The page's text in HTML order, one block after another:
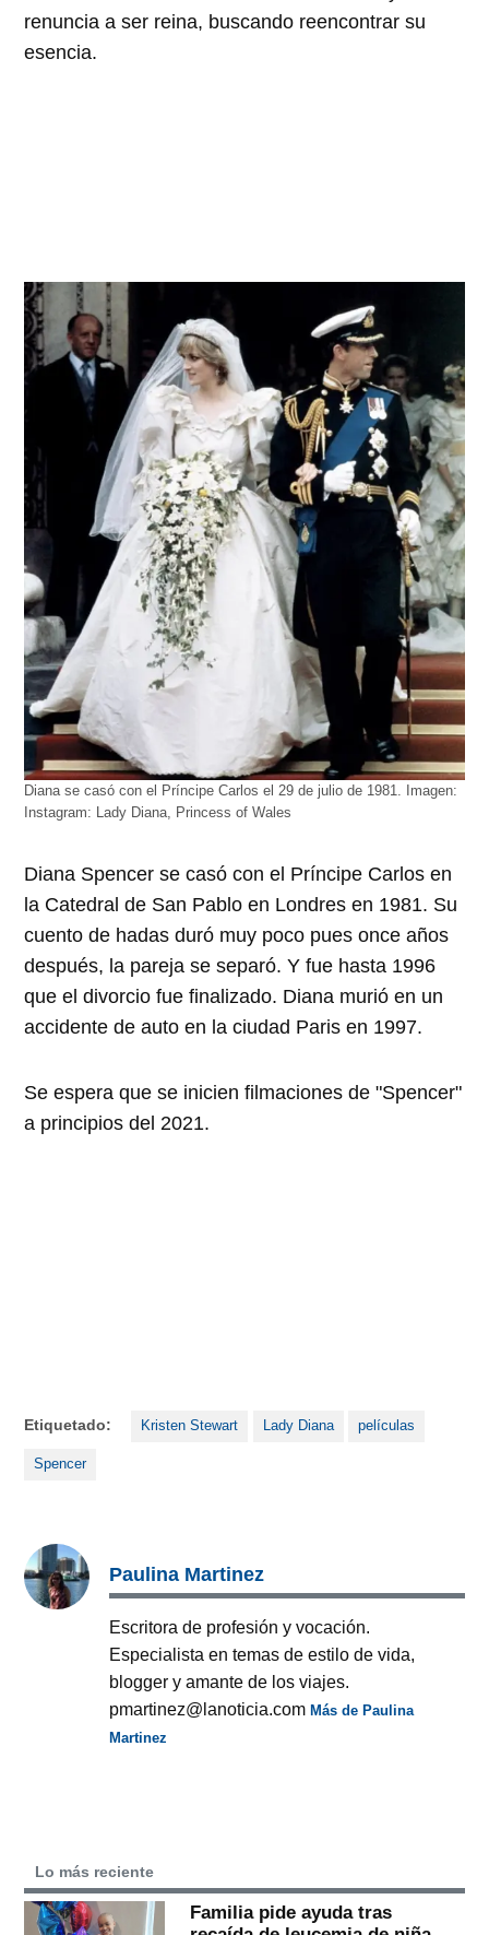
renuncia a ser reina, buscando reencontrar su
esencia.
Diana se casó con el Príncipe Carlos el 29 de julio de 1981. Imagen:
Instagram: Lady Diana, Princess of Wales
Diana Spencer se casó con el Príncipe Carlos en
la Catedral de San Pablo en Londres en 1981. Su
cuento de hadas duró muy poco pues once años
después, la pareja se separó. Y fue hasta 1996
que el divorcio fue finalizado. Diana murió en un
accidente de auto en la ciudad Paris en 1997.
Se espera que se inicien filmaciones de "Spencer"
a principios del 2021.
Etiquetado: Kristen Stewart Lady Diana películas
Spencer
Paulina Martinez
Escritora de profesión y vocación.
Especialista en temas de estilo de vida,
blogger y amante de los viajes.
pmartinez@lanoticia.comMás de Paulina
Martinez
Lo más reciente
Familia pide ayuda tras